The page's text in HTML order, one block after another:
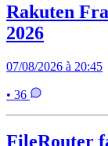
Rakuten
2026
07/08/2026 à 20:45
• 36
FileRouter